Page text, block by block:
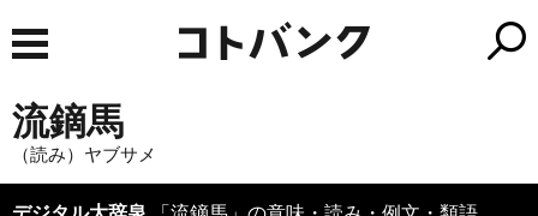
流鏑馬
（読み）ヤブサメ